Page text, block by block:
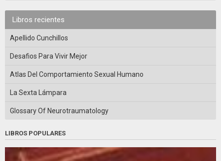
Libros recientes
Apellido Cunchillos
Desafios Para Vivir Mejor
Atlas Del Comportamiento Sexual Humano
La Sexta Lámpara
Glossary Of Neurotraumatology
LIBROS POPULARES